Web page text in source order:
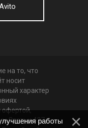
на то, что
носит
характер
офертой,
Статьи 437работы